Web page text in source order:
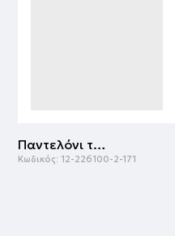
Παντελόνι τζην | ΜΠΛΕ ΤΖΗΝ
Κωδικός: 12-226100-2-171